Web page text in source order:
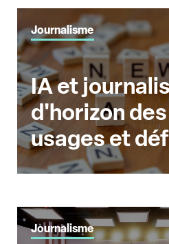
Journalisme
IA et
d'horizon
usages et
Journalisme